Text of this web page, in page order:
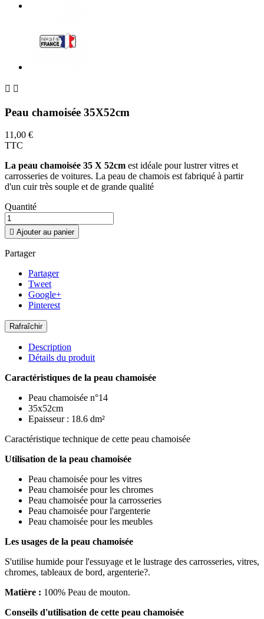
 
Peau chamoisée 35X52cm
11,00 €
TTC
La peau chamoisée 35 X 52cm est idéale pour lustrer vitres et
carrosseries de voitures. La peau de chamois est fabriqué à partir
d'un cuir très souple et de grande qualité
Quantité
 Ajouter au panier
Partager
Partager
Tweet
Google+
Pinterest
Description
Détails du produit
Caractéristiques de la peau chamoisée
Peau chamoisée n°14
35x52cm
Epaisseur : 18.6 dm²
Caractéristique technique de cette peau chamoisée
Utilisation de la peau chamoisée
Peau chamoisée pour les vitres
Peau chamoisée pour les chromes
Peau chamoisée pour la carrosseries
Peau chamoisée pour l'argenterie
Peau chamoisée pour les meubles
Les usages de la peau chamoisée
S'utilise humide pour l'essuyage et le lustrage des carrosseries, vitres,
chromes, tableaux de bord, argenterie?.
Matière : 100% Peau de mouton.
Conseils d'utilisation de cette peau chamoisée